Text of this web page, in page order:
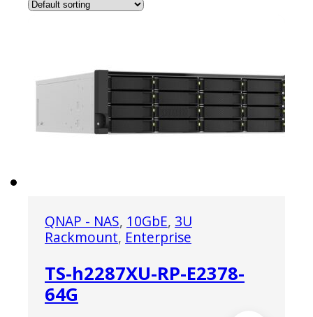
QNAP - NAS, 10GbE, 3U
Rackmount, Enterprise
TS-h2287XU-RP-E2378-
64G